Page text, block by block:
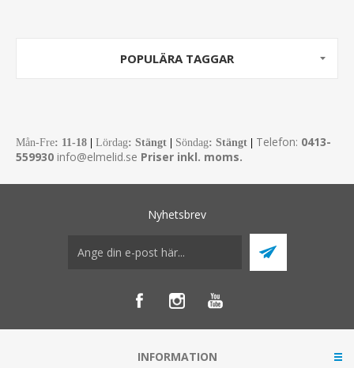
POPULÄRA TAGGAR
Mån-Fre: 11-18 Lördag: Stängt Söndag: Stängt Telefon: 0413-
559930 info@elmelid.se Priser inkl. moms.
Nyhetsbrev
INFORMATION